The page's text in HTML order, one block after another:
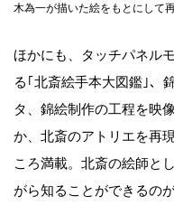
木為一が描いた絵をもとにして
ほかにも、タッチパネル
る｢北斎絵手本大図鑑｣、
タ、錦絵制作の工程を映
か、北斎のアトリエを再
ころ満載。北斎の絵師と
がら知ることができるの